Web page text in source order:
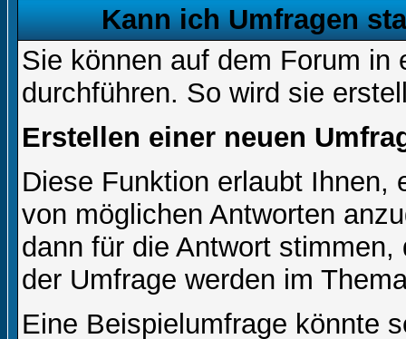
Kann ich Umfragen
Sie können auf dem Forum in
durchführen. So wird sie
Erstellen einer neuen
Diese Funktion erlaubt Ihnen,
von möglichen Antworten
dann für die Antwort
der Umfrage werden im
Eine Beispielumfrage könnte